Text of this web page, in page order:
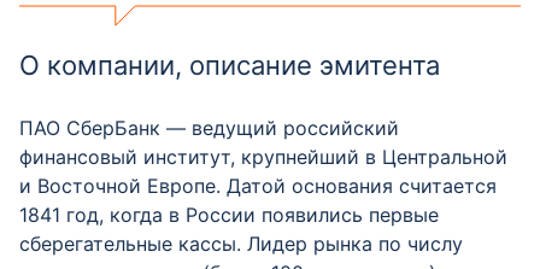
О компании, описание эмитента
ПАО СберБанк — ведущий российский
финансовый институт, крупнейший в Центральной
и Восточной Европе. Датой основания считается
1841 год, когда в России появились первые
сберегательные кассы. Лидер рынка по числу